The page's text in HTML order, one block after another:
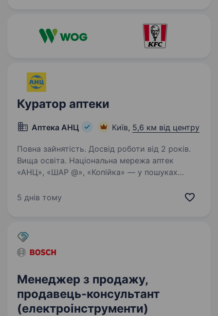
Куратор аптеки
Аптека АНЦ Київ, 5,6 км від центру
Повна зайнятість. Досвід роботи від 2 років.
Вища освіта. Національна мережа аптек
«АНЦ», «ШАР @», «Копійка» — у пошуках
діяльністю аптек, планування роботи, контроль
5 днів тому
Менеджер з продажу,
продавець-консультант
(електроінструменти)